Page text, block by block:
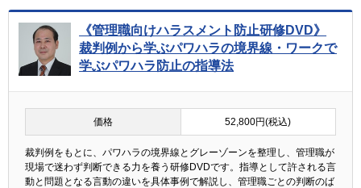
《管理職向けハラスメント防止研修DVD》
裁判例から学ぶパワハラの境界線・ワークで
学ぶパワハラ防止の指導法
価格 52,800円(税込)
裁判例をもとに、パワハラの境界線とグレーゾーンを整理し、管理職が
現場で迷わず判断できる力を養う研修DVDです。指導として許される言
動と問題となる言動の違いを具体事例で解説し、管理職ごとの判断のば